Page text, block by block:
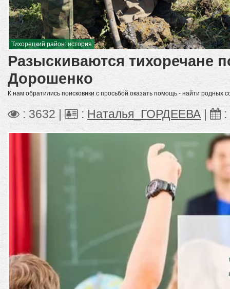
Тихорецкий район: история
Разыскиваются тихоречане
Дорошенко
К нам обратились поисковики с просьбой оказать помощь - найти родных
: 3632 | : Наталья_ГОРДЕЕВА| :